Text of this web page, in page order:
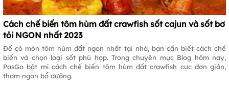
Cách chế biến tôm hùm đất crawfish sốt cajun và sốt bơ
tỏi NGON nhất 2023
Để có món tôm hùm đất ngon nhất tại nhà, bạn cần biết cách chế
biến và chọn loại sốt phù hợp. Trong chuyên mục Blog hôm nay,
PasGo bật mí cách chế biến tôm hùm đất crawfish cực đơn giản,
thơm ngon bổ dưỡng.